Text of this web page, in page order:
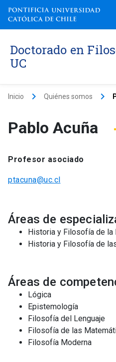
Doctorado en
UC
Inicio keyboard_arrow_right Quiénes somos keyboard_arrow_right
Pablo Acuña
Profesor asociado
ptacuna@uc.cl
Áreas de
Historia y Filosofía de la
Historia y Filosofía de
Áreas de
Lógica
Epistemología
Filosofía del Lenguaje
Filosofía de las
Filosofía Moderna